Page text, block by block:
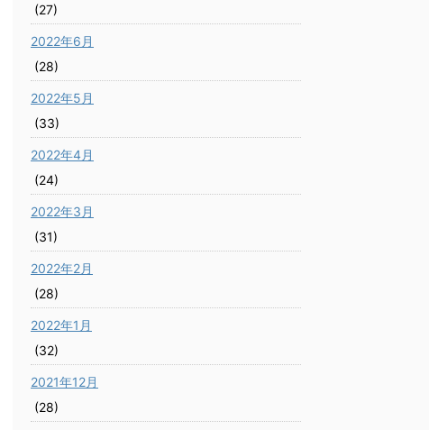
(27)
2022年6月
(28)
2022年5月
(33)
2022年4月
(24)
2022年3月
(31)
2022年2月
(28)
2022年1月
(32)
2021年12月
(28)